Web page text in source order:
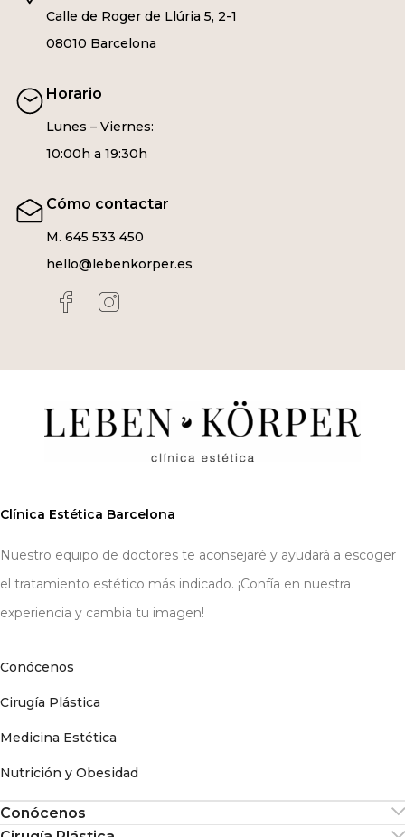
Calle de Roger de Llúria 5, 2-1
08010 Barcelona
Horario
Lunes – Viernes:
10:00h a 19:30h
Cómo contactar
M. 645 533 450
hello@lebenkorper.es
Clínica Estética Barcelona
Nuestro equipo de doctores te aconsejaré y ayudará a escoger
el tratamiento estético más indicado. ¡Confía en nuestra
experiencia y cambia tu imagen!
Conócenos
Cirugía Plástica
Medicina Estética
Nutrición y Obesidad
Conócenos